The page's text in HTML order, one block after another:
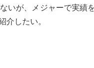
いが、メジャーで実績
したい。